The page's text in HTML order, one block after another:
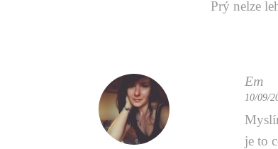
Prý nelze
Em
10/09/
je to